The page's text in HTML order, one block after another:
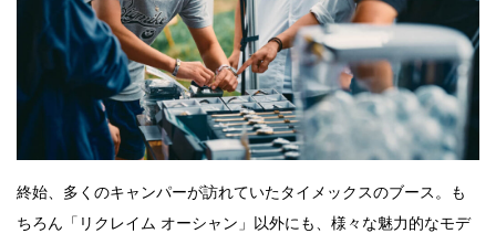
終始、多くのキャンパーが訪れていたタイメックスのブース。も
ちろん「リクレイム オーシャン」以外にも、様々な魅力的なモデ